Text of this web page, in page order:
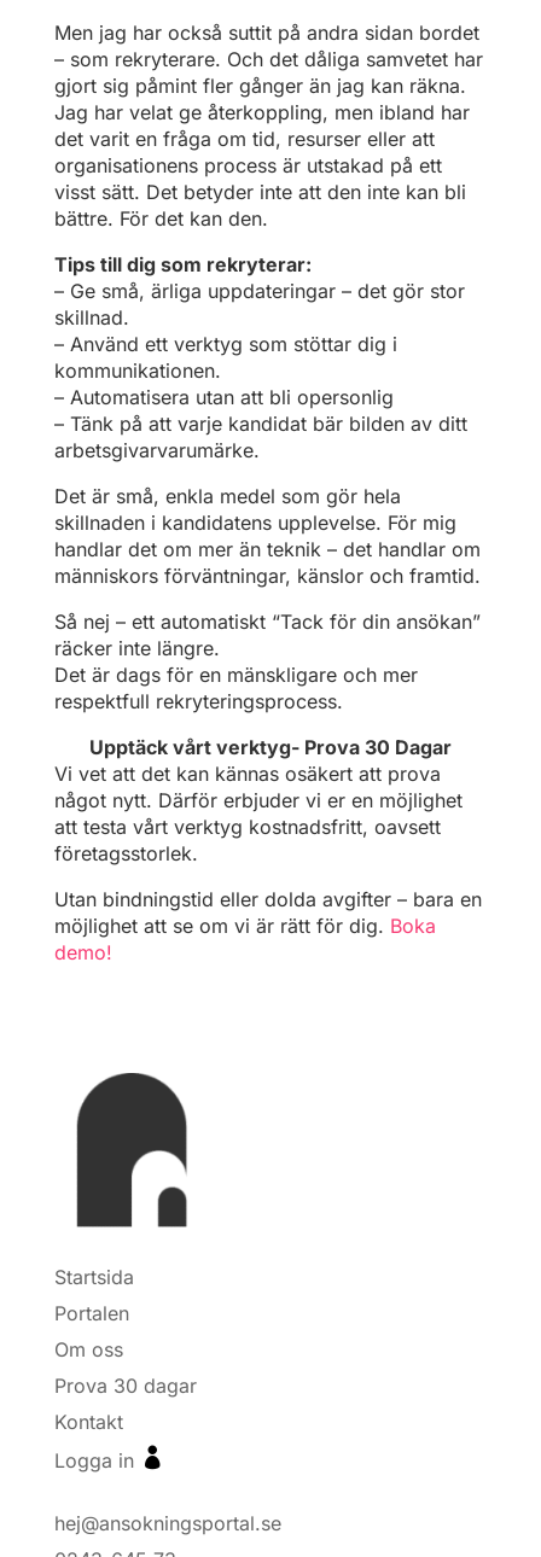
Men jag har också suttit på andra sidan bordet
– som rekryterare. Och det dåliga samvetet har
gjort sig påmint fler gånger än jag kan räkna.
Jag har velat ge återkoppling, men ibland har
det varit en fråga om tid, resurser eller att
organisationens process är utstakad på ett
visst sätt. Det betyder inte att den inte kan bli
bättre. För det kan den.
Tips till dig som rekryterar:
– Ge små, ärliga uppdateringar – det gör stor
skillnad.
– Använd ett verktyg som stöttar dig i
kommunikationen.
– Automatisera utan att bli opersonlig
– Tänk på att varje kandidat bär bilden av ditt
arbetsgivarvarumärke.
Det är små, enkla medel som gör hela
skillnaden i kandidatens upplevelse. För mig
handlar det om mer än teknik – det handlar om
människors förväntningar, känslor och framtid.
Så nej – ett automatiskt “Tack för din ansökan”
räcker inte längre.
Det är dags för en mänskligare och mer
respektfull rekryteringsprocess.
Upptäck vårt verktyg- Prova 30 Dagar
Vi vet att det kan kännas osäkert att prova
något nytt. Därför erbjuder vi er en möjlighet
att testa vårt verktyg kostnadsfritt, oavsett
företagsstorlek.
Utan bindningstid eller dolda avgifter – bara en
möjlighet att se om vi är rätt för dig. Boka
demo!
Startsida
Portalen
Om oss
Prova 30 dagar
Kontakt
Logga in 
hej@ansokningsportal.se